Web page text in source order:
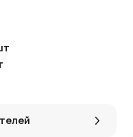
или просто
страсть, глубокие
подарком для